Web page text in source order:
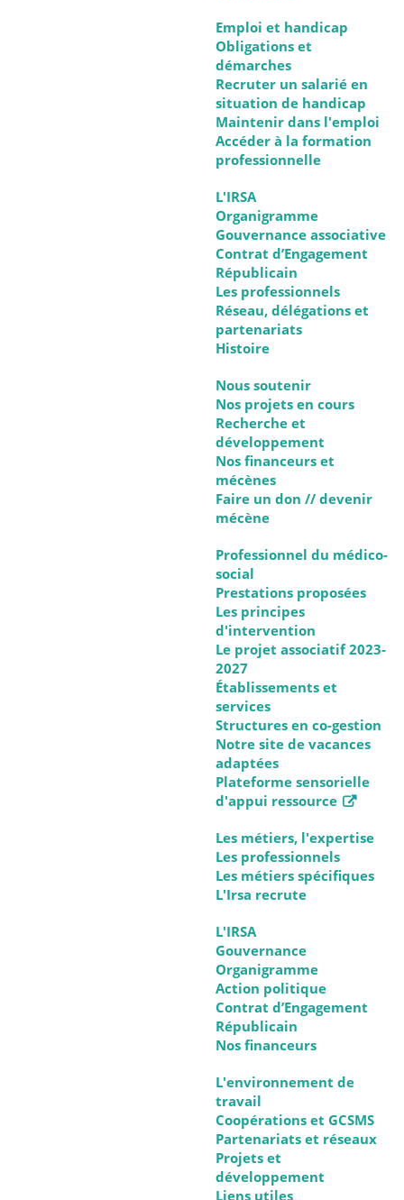
Emploi et handicap
Obligations et
démarches
Recruter un salarié en
situation de handicap
Maintenir dans l'emploi
Accéder à la formation
professionnelle
L'IRSA
Organigramme
Gouvernance associative
Contrat d’Engagement
Républicain
Les professionnels
Réseau, délégations et
partenariats
Histoire
Nous soutenir
Nos projets en cours
Recherche et
développement
Nos financeurs et
mécènes
Faire un don // devenir
mécène
Professionnel du médico-
social
Prestations proposées
Les principes
d'intervention
Le projet associatif 2023-
2027
Établissements et
services
Structures en co-gestion
Notre site de vacances
adaptées
Plateforme sensorielle
d'appui ressource
Les métiers, l'expertise
Les professionnels
Les métiers spécifiques
L'Irsa recrute
L'IRSA
Gouvernance
Organigramme
Action politique
Contrat d’Engagement
Républicain
Nos financeurs
L'environnement de
travail
Coopérations et GCSMS
Partenariats et réseaux
Projets et
développement
Liens utiles